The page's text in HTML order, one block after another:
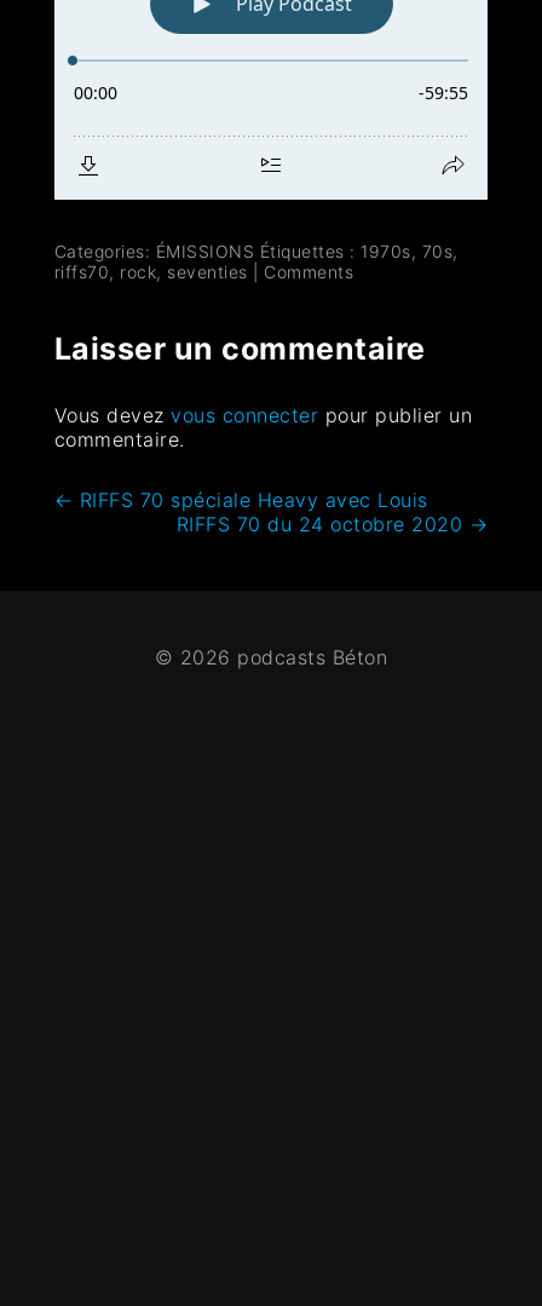
Categories: ÉMISSIONS Étiquettes : 1970s, 70s,
riffs70, rock, seventies Comments
Laisser un commentaire
Vous devezvous connecter pour publier un
commentaire.
← RIFFS 70 spéciale Heavy avec Louis
RIFFS 70 du 24 octobre 2020 →
© 2026 podcasts Béton